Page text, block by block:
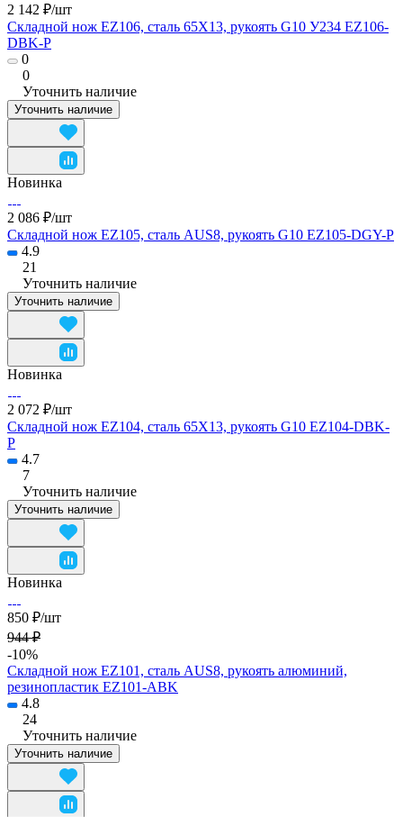
2 142 ₽/шт
Складной нож EZ106, сталь 65Х13, рукоять G10 У234 EZ106-
DBK-P
0
0
Уточнить наличие
Уточнить наличие
Новинка
2 086 ₽/шт
Складной нож EZ105, сталь AUS8, рукоять G10 EZ105-DGY-P
4.9
21
Уточнить наличие
Уточнить наличие
Новинка
2 072 ₽/шт
Складной нож EZ104, сталь 65Х13, рукоять G10 EZ104-DBK-
P
4.7
7
Уточнить наличие
Уточнить наличие
Новинка
850 ₽/шт
944 ₽
-10%
Складной нож EZ101, сталь AUS8, рукоять алюминий,
резинопластик EZ101-ABK
4.8
24
Уточнить наличие
Уточнить наличие